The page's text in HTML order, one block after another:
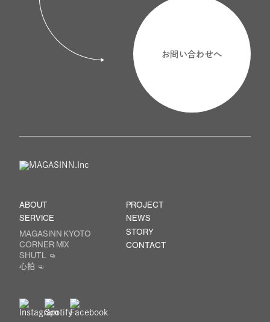
お問い合わせへ
ABOUT
SERVICE
MAGASINN KYOTO
CORNER MIX
SHUTL
心拍
PROJECT
NEWS
STORY
CONTACT